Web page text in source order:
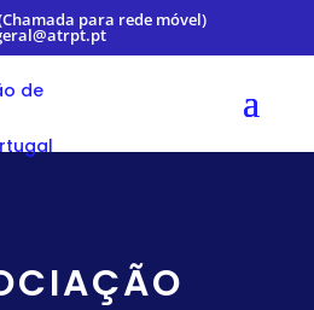
para rede móvel)